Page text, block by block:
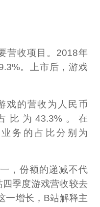
营收项目。2018年
。上市后，游戏
戏的营收为人民币
比为43.3%。在
务的占比分别为
，份额的递减不代
季度游戏营收较去
一增长，B站解释主